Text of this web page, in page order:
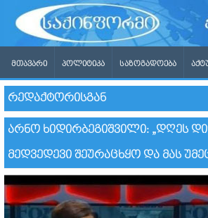
ᲛᲗᲐᲕᲐᲠᲘ ᲞᲝᲚᲘᲢᲘᲙᲐ ᲡᲐᲖᲝᲒᲐᲓᲝᲔᲑᲐ
ᲠᲔᲓᲐᲥᲢᲝᲠᲘᲡᲒᲐᲜ
ᲐᲠᲜᲝ ᲮᲘᲓᲘᲠᲑᲔᲒᲘᲨᲕᲘᲚᲘ: „ᲓᲦᲔᲡ
ᲛᲔᲓᲕᲔᲓᲔᲕᲘ ᲨᲔᲣᲠᲐᲪᲮᲧᲝ ᲓᲐ ᲛᲐᲡ